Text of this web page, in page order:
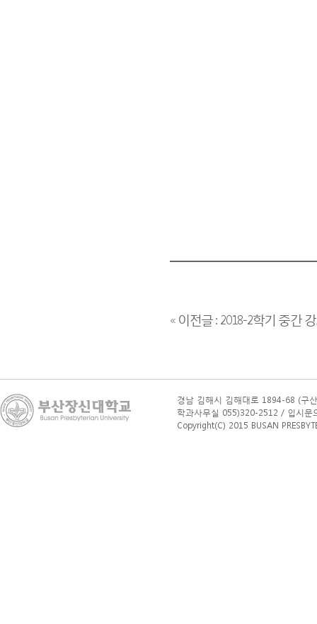
« 이전글 : 2018-2학기 중간
경남 김해시 김해대로 1894-68 (구
학과사무실 055)320-2512 / 입시
Copyright(C) 2015 BUSAN